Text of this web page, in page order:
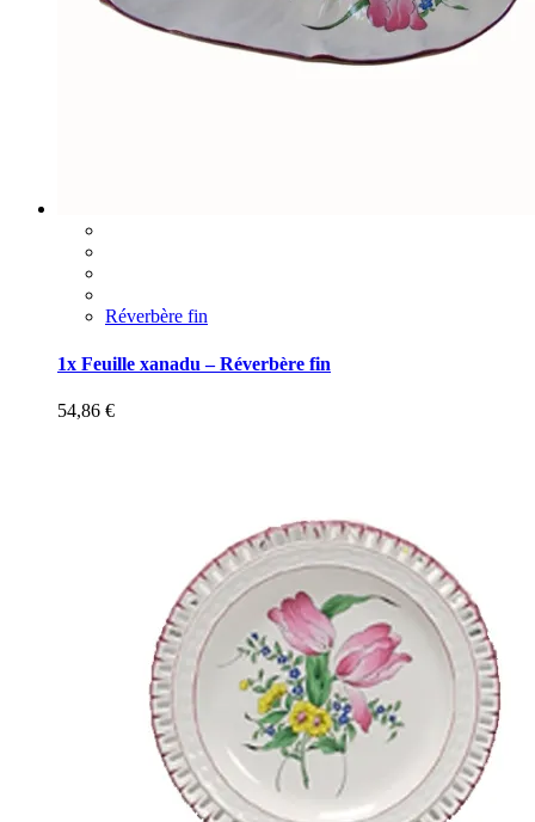
Réverbère fin
1x Feuille xanadu – Réverbère fin
54,86 €